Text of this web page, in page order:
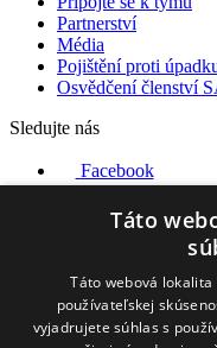
Partnerství
Média
Pojištění proti
Osvědčení členství
Sledujte nás
Facebook
YouTube
Táto
Táto webová
používateľskej
vyjadrujete súhlas s